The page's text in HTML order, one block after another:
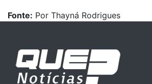
Fonte: Por Thayná Rodrigues